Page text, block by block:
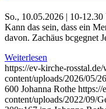
So., 10.05.2026 | 10-
Kann das sein, dass ein
davon. Zachäus bcgegnet
Weiterlesen
https://ev-kirche-
content/uploads/2026/05/
600 Johanna Rothe https://
content/uploads/2022/09/